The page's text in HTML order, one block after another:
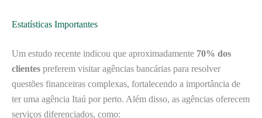
Estatísticas Importantes
Um estudo recente indicou que aproximadamente 70% dos
clientes preferem visitar agências bancárias para resolver
questões financeiras complexas, fortalecendo a importância de
ter uma agência Itaú por perto. Além disso, as agências oferecem
serviços diferenciados, como: